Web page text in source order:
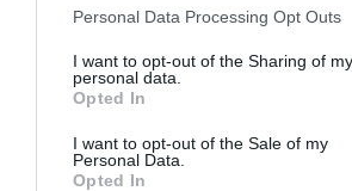
Personal Data Processing Opt Outs
I want to opt-out of the Sharing of my
personal data.
Opted In
I want to opt-out of the Sale of my
Personal Data.
Opted In